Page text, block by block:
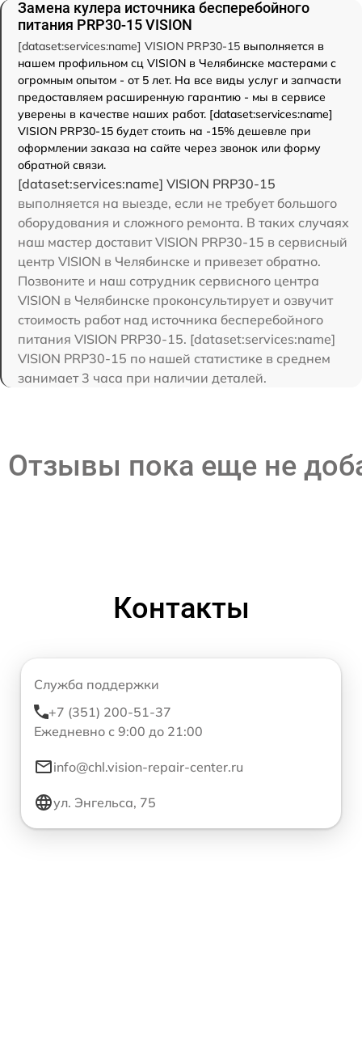
Замена кулера источника бесперебойного
питания PRP30-15 VISION
[dataset:services:name] VISION PRP30-15 выполняется в
нашем профильном сц VISION в Челябинске мастерами с
огромным опытом - от 5 лет. На все виды услуг и запчасти
предоставляем расширенную гарантию - мы в сервисе
уверены в качестве наших работ. [dataset:services:name]
VISION PRP30-15 будет стоить на -15% дешевле при
оформлении заказа на сайте через звонок или форму
обратной связи.
[dataset:services:name] VISION PRP30-15
выполняется на выезде, если не требует большого
оборудования и сложного ремонта. В таких случаях
наш мастер доставит VISION PRP30-15 в сервисный
центр VISION в Челябинске и привезет обратно.
Позвоните и наш сотрудник сервисного центра
VISION в Челябинске проконсультирует и озвучит
стоимость работ над источника бесперебойного
питания VISION PRP30-15. [dataset:services:name]
VISION PRP30-15 по нашей статистике в среднем
занимает 3 часа при наличии деталей.
Отзывы пока еще не
Контакты
Служба поддержки
+7 (351) 200-51-37
Ежедневно с 9:00 до 21:00
info@chl.vision-repair-center.ru
ул. Энгельса, 75